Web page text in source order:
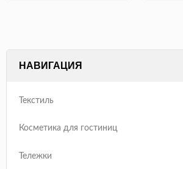
НАВИГАЦИЯ
Текстиль
Косметика для гостиниц
Тележки